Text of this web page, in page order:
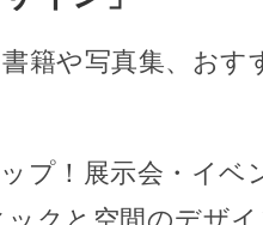
籍や写真集、おす
プ！展示会・イベ